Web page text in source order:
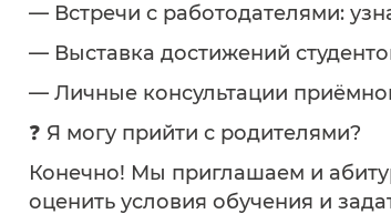
— Встречи с работодателями:
— Выставка достижений
— Личные консультации
❓ Я могу прийти с родителями?
Конечно! Мы приглашаем и
оценить условия обучения и